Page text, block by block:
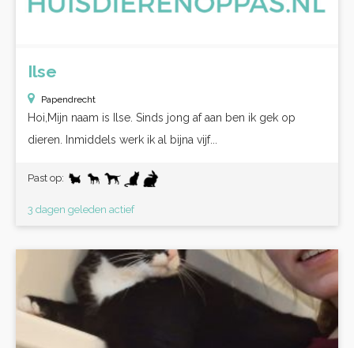
Ilse
Papendrecht
Hoi,Mijn naam is Ilse. Sinds jong af aan ben ik gek op
dieren. Inmiddels werk ik al bijna vijf...
Past op:
3 dagen geleden actief